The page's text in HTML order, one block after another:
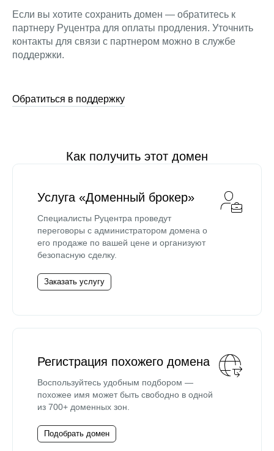
Если вы хотите сохранить домен — обратитесь к
партнеру Руцентра для оплаты продления. Уточнить
контакты для связи с партнером можно в службе
поддержки.
Обратиться в поддержку
Как получить этот домен
Услуга «Доменный брокер»
Специалисты Руцентра проведут
переговоры с администратором домена о
его продаже по вашей цене и организуют
безопасную сделку.
Заказать услугу
Регистрация похожего домена
Воспользуйтесь удобным подбором —
похожее имя может быть свободно в одной
из 700+ доменных зон.
Подобрать домен